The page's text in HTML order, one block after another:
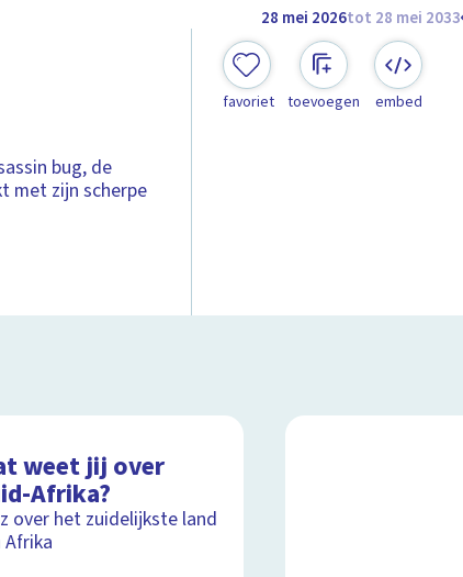
28 mei 2026tot 28 mei 2033
bug, de
met zijn scherpe
favoriet toevoegen embed
weet jij over
Afrika?
over het zuidelijkste land
Afrika